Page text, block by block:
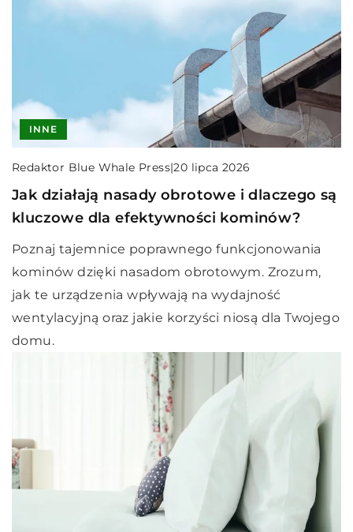
INNE
Redaktor Blue Whale Press|20 lipca 2026
Jak działają nasady obrotowe i dlaczego są
kluczowe dla efektywności kominów?
Poznaj tajemnice poprawnego funkcjonowania
kominów dzięki nasadom obrotowym. Zrozum,
jak te urządzenia wpływają na wydajność
wentylacyjną oraz jakie korzyści niosą dla Twojego
domu.